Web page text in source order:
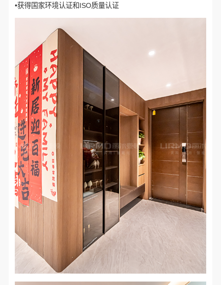
•获得国家环境认证和ISO质量认证